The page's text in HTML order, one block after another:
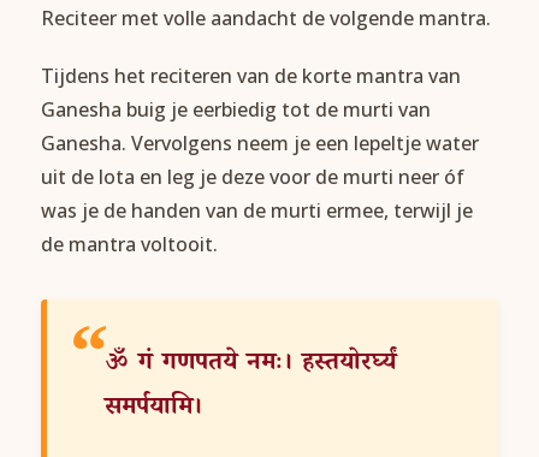
Reciteer met volle aandacht de volgende mantra.
Tijdens het reciteren van de korte mantra van
Ganesha buig je eerbiedig tot de murti van
Ganesha. Vervolgens neem je een lepeltje water
uit de lota en leg je deze voor de murti neer óf
was je de handen van de murti ermee, terwijl je
de mantra voltooit.
ॐ गं गणपतये नमः। हस्तयोरर्घ्यं
समर्पयामि।